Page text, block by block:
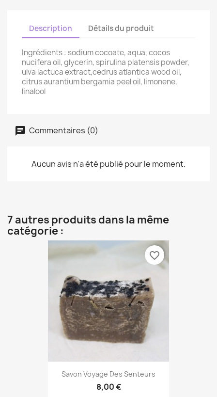
Description Détails du produit
Ingrédients : sodium cocoate, aqua, cocos
nucifera oil, glycerin, spirulina platensis powder,
ulva lactuca extract,cedrus atlantica wood oil,
citrus aurantium bergamia peel oil, limonene,
linalool
Commentaires (0)
Aucun avis n'a été publié pour le moment.
7 autres produits dans la même
catégorie :
Savon Voyage Des Senteurs
8,00 €
favorite_border